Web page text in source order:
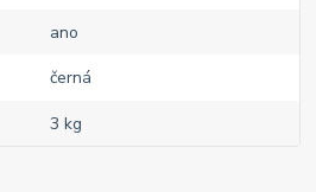
ano
černá
3 kg